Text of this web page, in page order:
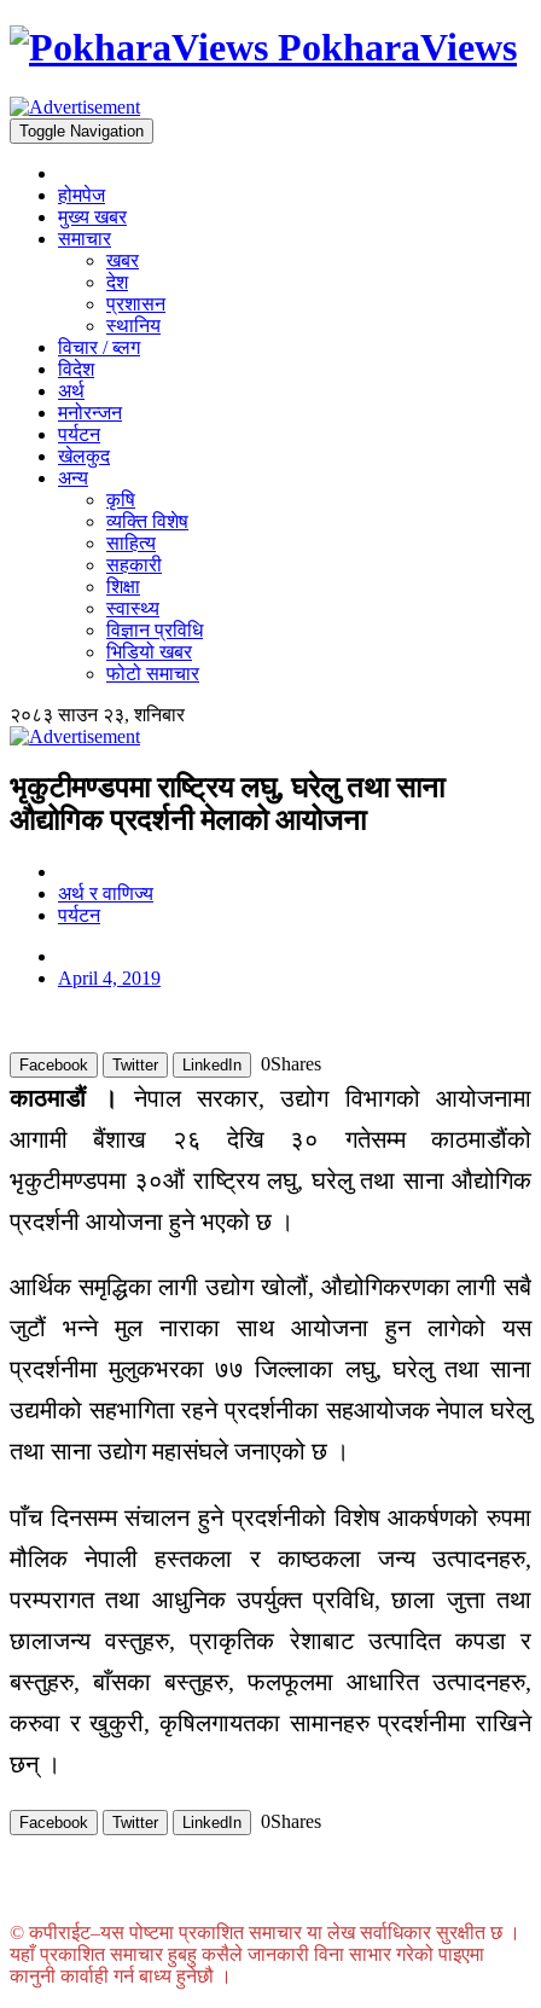
PokharaViews
Toggle Navigation
होमपेज
मुख्य खबर
समाचार
खबर
देश
प्रशासन
स्थानिय
विचार / ब्लग
विदेश
अर्थ
मनोरन्जन
पर्यटन
खेलकुद
अन्य
कृषि
व्यक्ति विशेष
साहित्य
सहकारी
शिक्षा
स्वास्थ्य
विज्ञान प्रविधि
भिडियो खबर
फोटो समाचार
२०८३ साउन २३, शनिबार
भृकुटीमण्डपमा राष्ट्रिय लघु, घरेलु तथा साना
औद्योगिक प्रदर्शनी मेलाको आयोजना
अर्थ र वाणिज्य
पर्यटन
April 4, 2019
Facebook Twitter LinkedIn 0Shares
काठमाडौं ।
नेपाल सरकार, उद्योग विभागको आयोजनामा
आगामी बैंशाख २६ देखि ३० गतेसम्म काठमाडौंको
भृकुटीमण्डपमा ३०औं राष्ट्रिय लघु, घरेलु तथा साना औद्योगिक
प्रदर्शनी आयोजना हुने भएको छ ।
आर्थिक समृद्धिका लागी उद्योग खोलौं, औद्योगिकरणका लागी सबै
जुटौं भन्ने मुल नाराका साथ आयोजना हुन लागेको यस
प्रदर्शनीमा मुलुकभरका ७७ जिल्लाका लघु, घरेलु तथा साना
उद्यमीको सहभागिता रहने प्रदर्शनीका सहआयोजक नेपाल घरेलु
तथा साना उद्योग महासंघले जनाएको छ ।
पाँच दिनसम्म संचालन हुने प्रदर्शनीको विशेष आकर्षणको रुपमा
मौलिक नेपाली हस्तकला र काष्ठकला जन्य उत्पादनहरु,
परम्परागत तथा आधुनिक उपर्युक्त प्रविधि, छाला जुत्ता तथा
छालाजन्य वस्तुहरु, प्राकृतिक रेशाबाट उत्पादित कपडा र
बस्तुहरु, बाँसका बस्तुहरु, फलफूलमा आधारित उत्पादनहरु,
करुवा र खुकुरी, कृषिलगायतका सामानहरु प्रदर्शनीमा राखिने
छन् ।
Facebook Twitter LinkedIn 0Shares
© कपीराईट–यस पोष्टमा प्रकाशित समाचार या लेख सर्वाधिकार सुरक्षीत छ ।
यहाँ प्रकाशित समाचार हुबहु कसैले जानकारी विना साभार गरेको पाइएमा
कानुनी कार्वाही गर्न बाध्य हुनेछौ ।